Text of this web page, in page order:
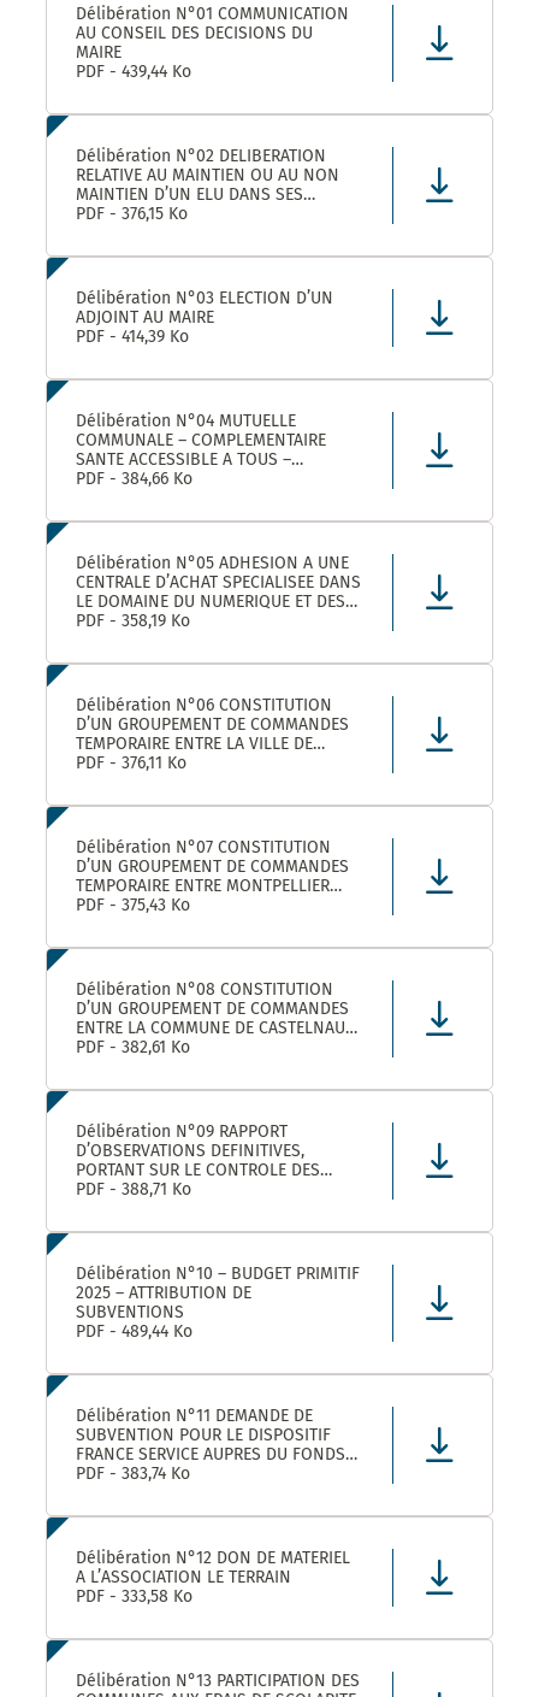
Délibération N°01 COMMUNICATION
AU CONSEIL DES DECISIONS DU
MAIRE
PDF - 439,44 Ko
Délibération N°02 DELIBERATION
RELATIVE AU MAINTIEN OU AU NON
MAINTIEN D’UN ELU DANS SES
FONCTIONS D’ADJOINT AU MAIRE
PDF - 376,15 Ko
Délibération N°03 ELECTION D’UN
ADJOINT AU MAIRE
PDF - 414,39 Ko
Délibération N°04 MUTUELLE
COMMUNALE – COMPLEMENTAIRE
SANTE ACCESSIBLE A TOUS –
CONVENTION DE PARTENARIAT AVEC
APPROBATION ET AUTORISATION DE
PDF - 384,66 Ko
Délibération N°05 ADHESION A UNE
CENTRALE D’ACHAT SPECIALISEE DANS
LE DOMAINE DU NUMERIQUE ET DES
TELECOMS DENOMMEE « CANUT »
PDF - 358,19 Ko
Délibération N°06 CONSTITUTION
D’UN GROUPEMENT DE COMMANDES
TEMPORAIRE ENTRE LA VILLE DE
MONTPELLIER, LA COMMUNE DE
AUTRES ACHETEURS PUBLICS POUR
ADMINISTRATIVES DE BUREAU –
ADHÉSION AU GROUPEMENT DE CO
PDF - 376,11 Ko
Délibération N°07 CONSTITUTION
D’UN GROUPEMENT DE COMMANDES
TEMPORAIRE ENTRE MONTPELLIER
MEDITERRANEE METROPOLE, LA VILLE
AUTRES ACHETEURS PUBLICS POUR LA
MATERIELS D’ENTRETIEN DES LOCAUX
– ADHÉS
PDF - 375,43 Ko
Délibération N°08 CONSTITUTION
D’UN GROUPEMENT DE COMMANDES
ENTRE LA COMMUNE DE CASTELNAU-
LE-LEZ, LE CENTRE COMMUNAL
LEZ ET SES ETABLISSEMENTS
LIVRAISON ET LA GESTION DE TITRES
RESTAURANT E
PDF - 382,61 Ko
Délibération N°09 RAPPORT
D’OBSERVATIONS DEFINITIVES,
PORTANT SUR LE CONTROLE DES
COMPTES ET DE LA GESTION DE
METROPOLE AU TITRE DES EXERCICES
PDF - 388,71 Ko
Délibération N°10 – BUDGET PRIMITIF
2025 – ATTRIBUTION DE
SUBVENTIONS
PDF - 489,44 Ko
Délibération N°11 DEMANDE DE
SUBVENTION POUR LE DISPOSITIF
FRANCE SERVICE AUPRES DU FONDS
NATIONAL D’AMENAGEMENT ET DE
DU FONDS NATIONAL FRANCE
PDF - 383,74 Ko
Délibération N°12 DON DE MATERIEL
A L’ASSOCIATION LE TERRAIN
PDF - 333,58 Ko
Délibération N°13 PARTICIPATION DES